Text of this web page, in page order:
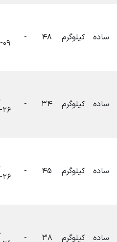
-
۰۰:۰۲
۱۴۰۴-۱۲-۰۹
تومان
-
۰۹:۴۹
۱۴۰۴-۰۶-۲۶
تومان
-
۰۹:۴۹
۱۴۰۴-۰۶-۲۶
تومان
-
۰۹:۴۸
تومان